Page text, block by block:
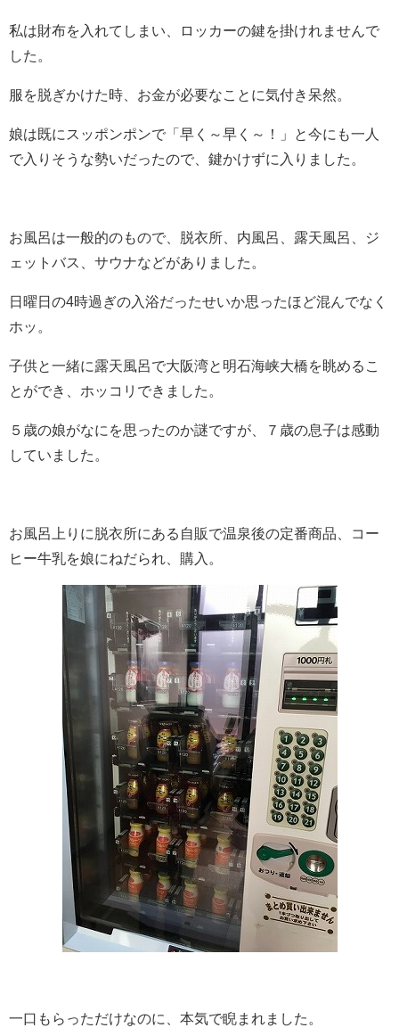
私は財布を入れてしまい、ロッカーの鍵を掛けれませんで
した。
服を脱ぎかけた時、お金が必要なことに気付き呆然。
娘は既にスッポンポンで「早く～早く～！」と今にも一人
で入りそうな勢いだったので、鍵かけずに入りました。
お風呂は一般的のもので、脱衣所、内風呂、露天風呂、ジ
ェットバス、サウナなどがありました。
日曜日の4時過ぎの入浴だったせいか思ったほど混んでなく
ホッ。
子供と一緒に露天風呂で大阪湾と明石海峡大橋を眺めるこ
とができ、ホッコリできました。
５歳の娘がなにを思ったのか謎ですが、７歳の息子は感動
していました。
お風呂上りに脱衣所にある自販で温泉後の定番商品、コー
ヒー牛乳を娘にねだられ、購入。
一口もらっただけなのに、本気で睨まれました。